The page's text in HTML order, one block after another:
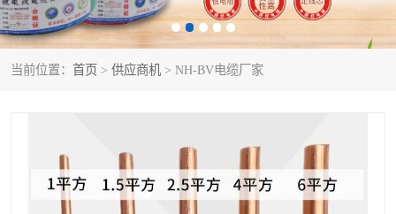
当前位置： 首页 > 供应商机 > NH-BV电缆厂家